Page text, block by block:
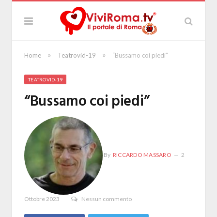
Home » Teatrovid-19 » “Bussamo coi piedi”
TEATROVID-19
“Bussamo coi piedi”
By RICCARDO MASSARO 2
Ottobre 2023 Nessun commento